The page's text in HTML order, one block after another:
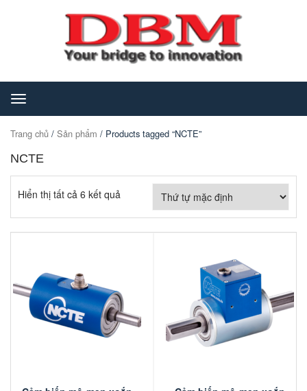
Toggle
navigation
Trang chủ / Sản phẩm / Products tagged “NCTE”
NCTE
Hiển thị tất cả 6 kết quả